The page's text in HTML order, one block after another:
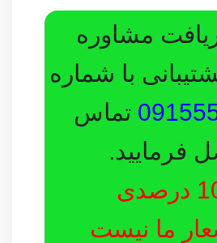
مشاوره
با شماره
تماس
فرمایید.
رضایت 100 درصدی
ما نیست